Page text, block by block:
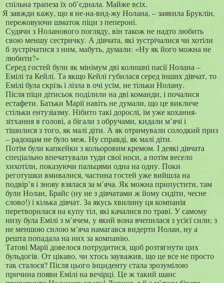
спільна трапеза їх об’єднала. Майже всіх.
Я завжди кажу, що я не-на-вид-жу Нолана, – заявила Бруклін,
пережовуючи шматок піци з пепероні.
Судячи з Ноланового погляду, він також не надто любить
свою меншу сестричку. А дівчата, які зустрічалися чи хотіли
б зустрічатися з ним, мабуть, думали: «Ну як його можна не
любити?»
Серед гостей були як мінімум дві колишні пасії Нолана –
Емілі та Кейлі. Та якщо Кейлі губилася серед інших дівчат, то
Емілі була скрізь і лізла в очі усім, не тільки Нолану.
Після піци дітисьок поділили на дві команди, і почалися
естафети. Батьки Марії навіть не думали, що це викличе
стільки ентузіазму. Нібито такі дорослі, їм уже кохання-
зітхання в голові, а бігали з обручами, кидали м’ячі і
тішилися з того, як малі діти. А як отримували солодкий приз
– радощам не було меж. Ну справді, як малі діти.
Потім були капкейки з кольоровим кремом. І деякі дівчата
спеціально впечатували туди свої носи, а потім весело
хихотіли, показуючи пальцями одна на одну. Поки
реготушки вмивалися, частина гостей уже вийшла на
подвір’я і знову взялася за м’яча. Як можна припустити, там
були Нолан, Брайс (ну не з дівчатами ж йому сидіти, чесне
слово!) і кілька дівчат. За якусь хвилину ця компанія
перетворилася на купу тіл, які качалися по траві. У самому
низу була Емілі з м’ячем, у який вона вчепилася з усієї сили; з
не меншою силою м’яча намагався видерти Нолан, ну а
решта попадала на них за компанію.
Татові Марії довелося потрудитися, щоб розтягнути цих
бульдогів. От цікаво, чи хтось зауважив, що це все не просто
так сталося? Після цього інциденту стала зрозумілою
причина появи Емілі на вечірці. Це ж такий шанс